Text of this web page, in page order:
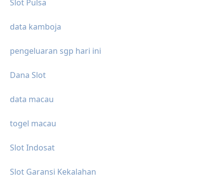
Slot Pulsa
data kamboja
pengeluaran sgp hari ini
Dana Slot
data macau
togel macau
Slot Indosat
Slot Garansi Kekalahan